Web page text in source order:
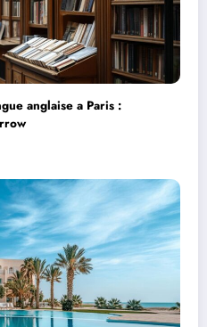
anglaise a Paris :